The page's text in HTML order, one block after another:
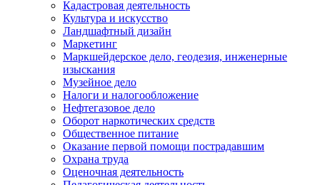
Кадастровая деятельность
Культура и искусство
Ландшафтный дизайн
Маркетинг
Маркшейдерское дело, геодезия, инженерные
изыскания
Музейное дело
Налоги и налогообложение
Нефтегазовое дело
Оборот наркотических средств
Общественное питание
Оказание первой помощи пострадавшим
Охрана труда
Оценочная деятельность